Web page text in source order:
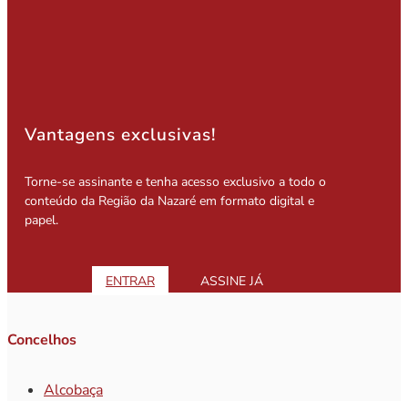
Vantagens exclusivas!
Torne-se assinante e tenha acesso exclusivo a todo o
conteúdo da Região da Nazaré em formato digital e
papel.
ENTRAR ASSINE JÁ
Concelhos
Alcobaça